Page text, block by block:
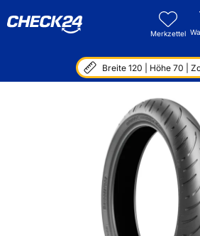
Merkzettel
Breite 120 | Höhe 70 |